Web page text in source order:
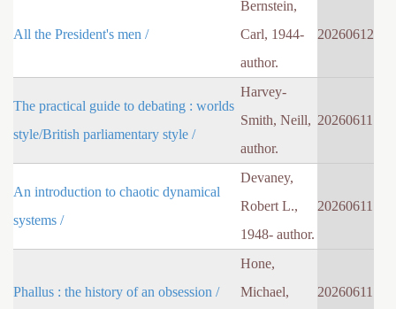
All the President's men /
Bernstein,
Carl, 1944-
author.
20260612
The practical guide to debating : worlds
style/British parliamentary style /
Harvey-
Smith, Neill,
author.
20260611
An introduction to chaotic dynamical
systems /
Devaney,
Robert L.,
1948- author.
20260611
Phallus : the history of an obsession /
Hone,
Michael,
20260611